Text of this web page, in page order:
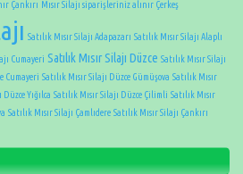
Çankırı Mısır Silajı siparişleriniz alınır Çerkeş
Satılık Mısır Silajı Adapazarı Satılık Mısır Silajı Alaplı
Cumayeri Satılık Mısır Silajı Düzce Satılık Mısır Silajı
Cumayeri Satılık Mısır Silajı Düzce Gümüşova Satılık Mısır
Düzce Yığılca Satılık Mısır Silajı Düzce Çilimli Satılık Mısır
Satılık Mısır Silajı Çamlıdere Satılık Mısır Silajı Çankırı